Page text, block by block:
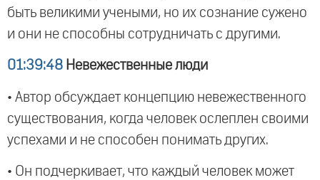
быть великими учеными, но их сознание сужено
и они не способны сотрудничать с другими.
01:39:48 Невежественные люди
• Автор обсуждает концепцию невежественного
существования, когда человек ослеплен своими
успехами и не способен понимать других.
• Он подчеркивает, что каждый человек может